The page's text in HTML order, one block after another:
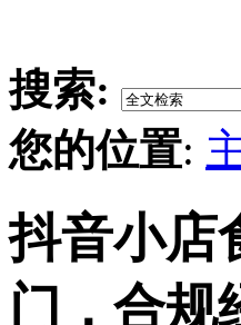
搜索:
您的位置:
抖音小店
门，合规